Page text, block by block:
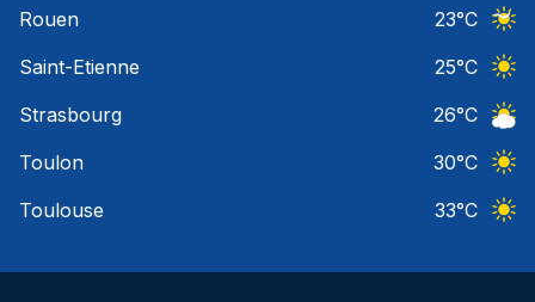
Rouen
23°C
Saint-Etienne
25°C
Strasbourg
26°C
Toulon
30°C
Toulouse
33°C